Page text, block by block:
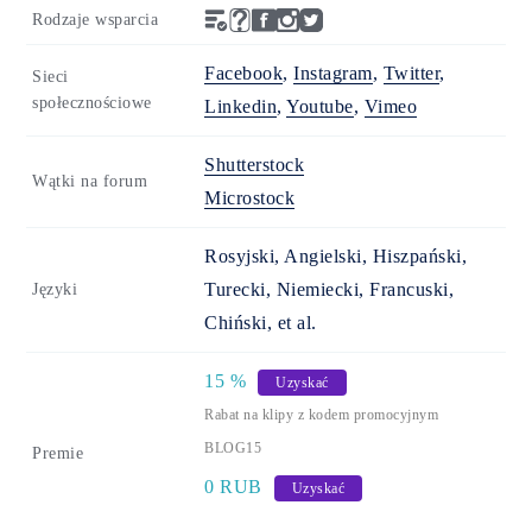
Rodzaje wsparcia
Sieci
społecznościowe
Facebook, Instagram, Twitter,
Linkedin, Youtube, Vimeo
Wątki na forum
Shutterstock
Microstock
Języki
Rosyjski, Angielski, Hiszpański,
Turecki, Niemiecki, Francuski,
Chiński, et al.
Premie
15 %
Uzyskać
Rabat na klipy z kodem promocyjnym
BLOG15
0 RUB
Uzyskać